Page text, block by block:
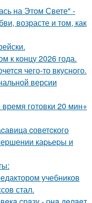
на Этом Свете" -
возрасте и том, как
к концу 2026 года.
чего-то вкусного.
версии
готовки 20 мин+
cоветcкого
каpьеpы и
учебников
стал.